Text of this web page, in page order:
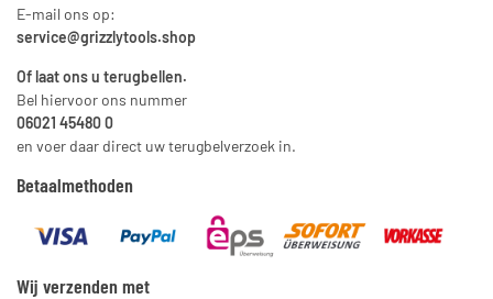
E-mail ons op:
service@grizzlytools.shop
Of laat ons u terugbellen.
Bel hiervoor ons nummer
06021 45480 0
en voer daar direct uw terugbelverzoek in.
Betaalmethoden
Wij verzenden met